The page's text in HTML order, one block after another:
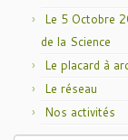
Le 5 Octobre
de la Science
Le placard à
Le réseau
Nos activités